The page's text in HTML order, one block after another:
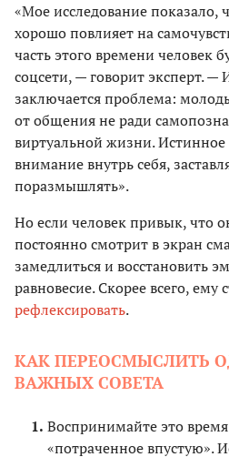
«Мое исследование показало,
хорошо повлияет на
часть этого времени человек
соцсети, — говорит эксперт.
заключается проблема:
от общения не ради
виртуальной жизни.
внимание внутрь себя,
поразмышлять».
Но если человек привык, что
постоянно смотрит в экран
замедлиться и восстановить
равновесие. Скорее всего, ему
рефлексировать.
КАК ПЕРЕОСМЫСЛИТЬ
ВАЖНЫХ СОВЕТА
Воспринимайте это
«потраченное впустую».